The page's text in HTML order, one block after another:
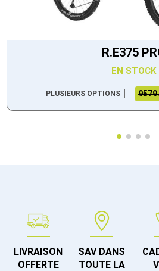
R.E375
EN STOCK
PLUSIEURS OPTIONS
LIVRAISON
OFFERTE
SAV DANS
TOUTE LA